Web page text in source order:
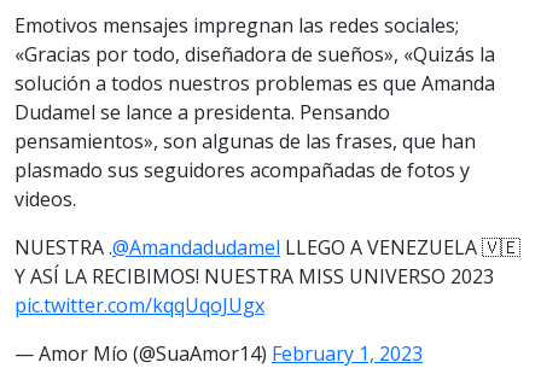
Emotivos mensajes impregnan las redes sociales;
«Gracias por todo, diseñadora de sueños», «Quizás la
solución a todos nuestros problemas es que Amanda
Dudamel se lance a presidenta. Pensando
pensamientos», son algunas de las frases, que han
plasmado sus seguidores acompañadas de fotos y
videos.
NUESTRA .@Amandadudamel LLEGO A VENEZUELA 🇻🇪
Y ASÍ LA RECIBIMOS! NUESTRA MISS UNIVERSO 2023
pic.twitter.com/kqqUqoJUgx
— Amor Mío (@SuaAmor14) February 1, 2023